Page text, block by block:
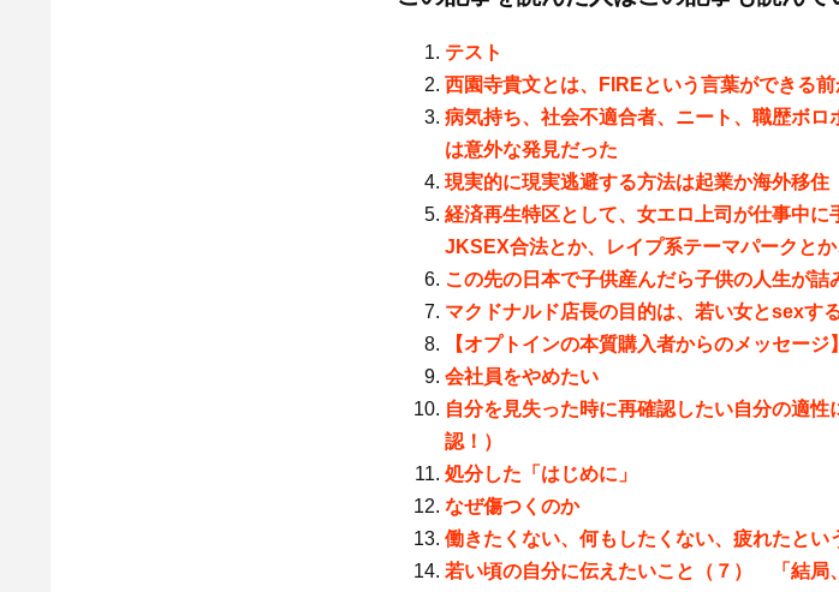
テスト
西園寺貴文とは、FIREという言葉ができる
病気持ち、社会不適合者、ニート、職歴ボ
は意外な発見だった
現実的に現実逃避する方法は起業か海外移住
経済再生特区として、女エロ上司が仕事中に
JKSEX合法とか、レイプ系テーマパークとか
この先の日本で子供産んだら子供の人生が
マクドナルド店長の目的は、若い女とsexす
【オプトインの本質購入者からのメッセージ】
会社員をやめたい
自分を見失った時に再確認したい自分の適
認！）
処分した「はじめに」
なぜ傷つくのか
働きたくない、何もしたくない、疲れたとい
若い頃の自分に伝えたいこと（７） 「結局